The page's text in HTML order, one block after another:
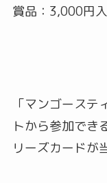
賞品：3,000円
「マンゴース
トから参加でき
リーズカードが